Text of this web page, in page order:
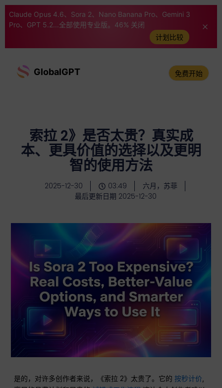
Claude Opus 4.6、Sora 2、Nano Banana Pro、Gemini 3
Pro、GPT 5.2...全部使用专业版。46% 关闭
计划比较
GlobalGPT 免费开始
索拉 2》是否太贵？真实成
本、更具价值的选择以及更明
智的使用方法
2025-12-30 03:49
六月，苏菲
最后更新日期 2025-12-30
是的，对许多创作者来说，《索拉 2》太贵了。它的按秒计价